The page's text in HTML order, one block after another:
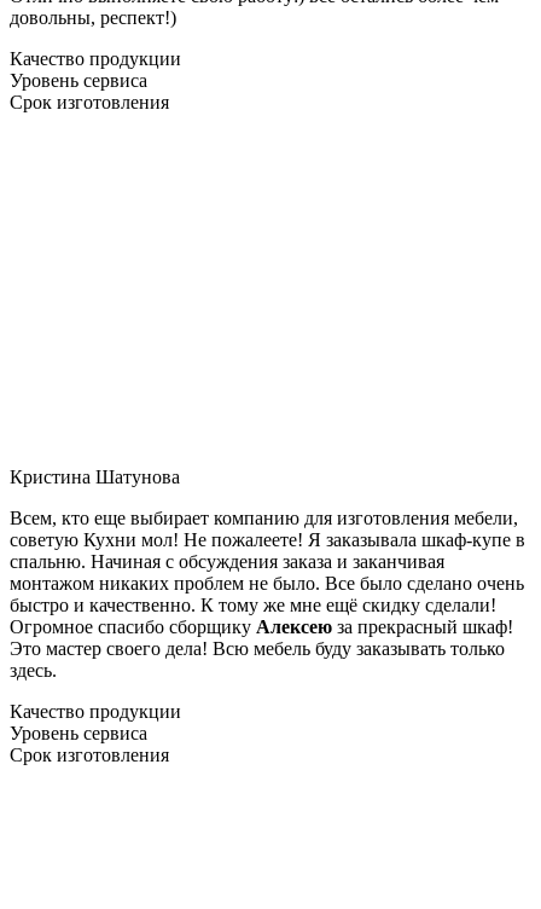
довольны, респект!)
Качество продукции
Уровень сервиса
Срок изготовления
Кристина Шатунова
Всем, кто еще выбирает компанию для изготовления мебели,
советую Кухни мол! Не пожалеете! Я заказывала шкаф-купе в
спальню. Начиная с обсуждения заказа и заканчивая
монтажом никаких проблем не было. Все было сделано очень
быстро и качественно. К тому же мне ещё скидку сделали!
Огромное спасибо сборщику Алексею за прекрасный шкаф!
Это мастер своего дела! Всю мебель буду заказывать только
здесь.
Качество продукции
Уровень сервиса
Срок изготовления